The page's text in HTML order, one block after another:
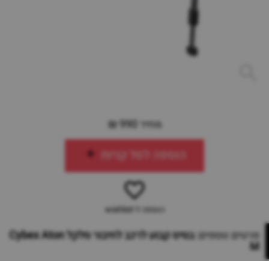
מחיר 990 ₪
הוספה לסל קניות
הוספה ל-wishlist
פרטים נוספים: בסיס קבוע לרכב לחיבור סלקל Cybex Aton
M